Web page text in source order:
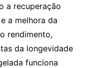
a recuperação
a melhora da
rendimento,
da longevidade
funciona